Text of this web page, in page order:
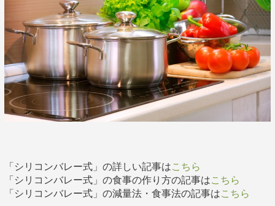
「シリコンバレー式」の詳しい記事はこちら
「シリコンバレー式」の食事の作り方の記事はこちら
「シリコンバレー式」の減量法・食事法の記事はこちら